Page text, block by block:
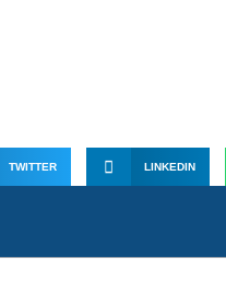
TWITTER LINKEDIN